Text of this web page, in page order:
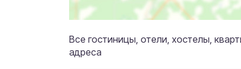
Все гостиницы, отели, хостелы,
адреса